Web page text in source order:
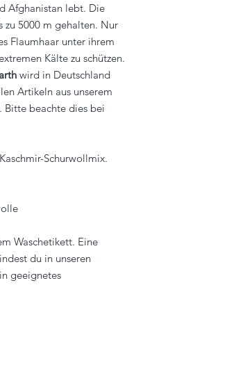
Afghanistan lebt. Die
zu 5000 m gehalten. Nur
Flaumhaar unter ihrem
Kälte zu schützen.
wird in Deutschland
Artikeln aus unserem
Bitte beachte dies bei
Schurwollmix.
Waschetikett. Eine
du in unseren
geeignetes